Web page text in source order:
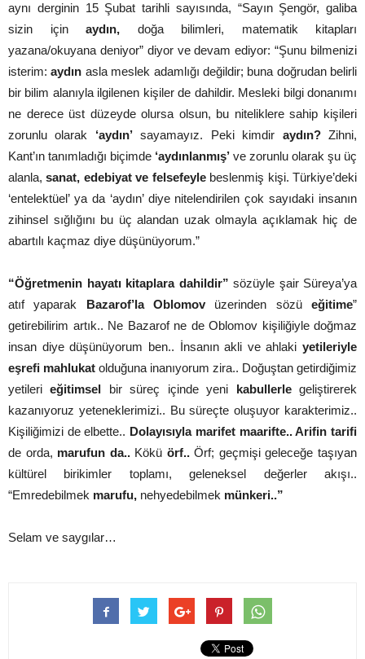
aynı derginin 15 Şubat tarihli sayısında, “Sayın Şengör, galiba
sizin için aydın, doğa bilimleri, matematik kitapları
yazana/okuyana deniyor” diyor ve devam ediyor: “Şunu bilmenizi
isterim:aydın asla meslek adamlığı değildir; buna doğrudan belirli
bir bilim alanıyla ilgilenen kişiler de dahildir. Mesleki bilgi donanımı
ne derece üst düzeyde olursa olsun, bu niteliklere sahip kişileri
zorunlu olarak ‘aydın’sayamayız. Peki kimdir aydın?Zihni,
Kant’ın tanımladığı biçimde ‘aydınlanmış’ ve zorunlu olarak şu üç
alanla,sanat, edebiyat ve felsefeylebeslenmiş kişi. Türkiye’deki
‘entelektüel’ ya da ‘aydın’ diye nitelendirilen çok sayıdaki insanın
zihinsel sığlığını bu üç alandan uzak olmayla açıklamak hiç de
abartılı kaçmaz diye düşünüyorum.”
“Öğretmenin hayatı kitaplara dahildir” sözüyle şair Süreya’ya
atıf yaparak Bazarof’la Oblomovüzerinden sözüeğitime”
getirebilirim artık.. Ne Bazarof ne de Oblomov kişiliğiyle doğmaz
insan diye düşünüyorum ben.. İnsanın akli ve ahlaki yetileriyle
eşrefi mahlukat olduğuna inanıyorum zira.. Doğuştan getirdiğimiz
yetilerieğitimsel bir süreç içinde yeni kabullerlegeliştirerek
kazanıyoruz yeteneklerimizi.. Bu süreçte oluşuyor karakterimiz..
Kişiliğimizi de elbette.. Dolayısıyla marifet maarifte.. Arifin tarifi
de orda, marufun da..Kökü örf..Örf; geçmişi geleceğe taşıyan
kültürel birikimler toplamı,
geleneksel değerler akışı..
“Emredebilmek marufu, nehyedebilmek münkeri..”
Selam ve saygılar…